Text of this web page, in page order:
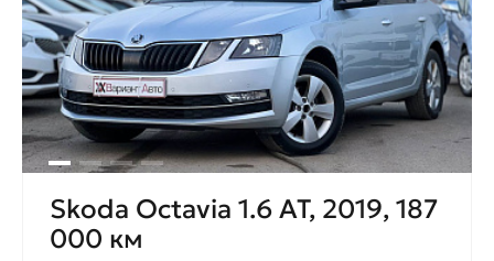
Skoda Octavia 1.6 AT, 2019, 187
000 км